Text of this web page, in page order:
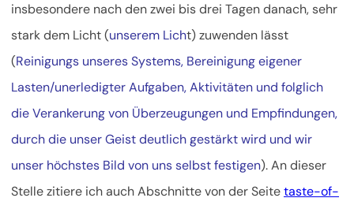
insbesondere nach den zwei bis drei Tagen danach, sehr
stark dem Licht (unserem Licht) zuwenden lässt
(Reinigungs unseres Systems, Bereinigung eigener
Lasten/unerledigter Aufgaben, Aktivitäten und folglich
die Verankerung von Überzeugungen und Empfindungen,
durch die unser Geist deutlich gestärkt wird und wir
unser höchstes Bild von uns selbst festigen). An dieser
Stelle zitiere ich auch Abschnitte von der Seitetaste-of-